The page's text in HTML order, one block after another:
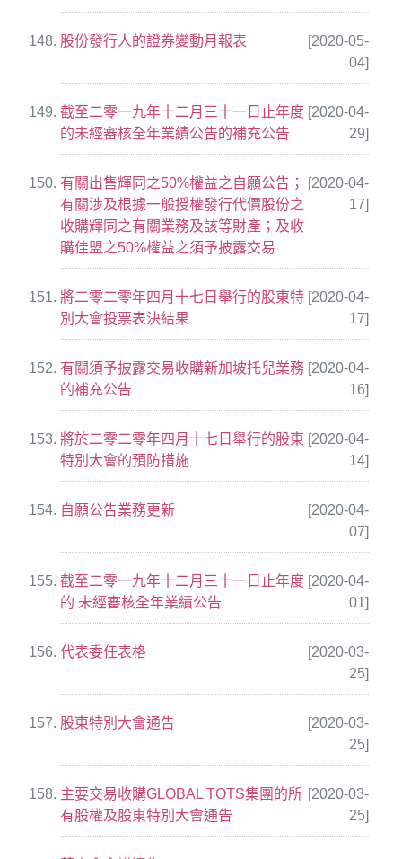
股份發行人的證券變動月報表
[2020-05-
04]
截至二零一九年十二月三十一日止年度
的未經審核全年業績公告的補充公告
[2020-04-
29]
有關出售輝同之50%權益之自願公告；
有關涉及根據一般授權發行代價股份之
收購輝同之有關業務及該等財產；及收
購佳盟之50%權益之須予披露交易
[2020-04-
17]
將二零二零年四月十七日舉行的股東特
別大會投票表決結果
[2020-04-
17]
有關須予披露交易收購新加坡托兒業務
的補充公告
[2020-04-
16]
將於二零二零年四月十七日舉行的股東
特別大會的預防措施
[2020-04-
14]
自願公告業務更新
[2020-04-
07]
截至二零一九年十二月三十一日止年度
的 未經審核全年業績公告
[2020-04-
01]
代表委任表格
[2020-03-
25]
股東特別大會通告
[2020-03-
25]
主要交易收購GLOBAL TOTS集團的所
有股權及股東特別大會通告
[2020-03-
25]